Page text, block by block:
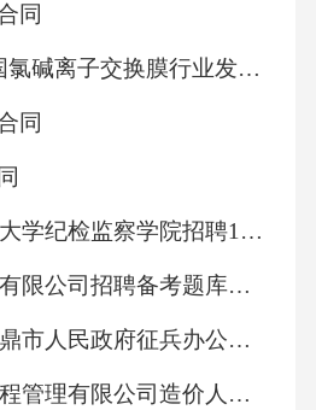
先通过友好协商解决；协
均有权向有管辖权的人民
其他条款10.1本合同自双
同等法律效力。10.2本合
另行协商并签订补充协
同具有同等法律效力。甲
同
2026-2030中国氯碱离子交换膜行业发展趋势及投资盈利预测报告
同
2026中国人民大学纪检监察学院招聘1人备考题库及答案详解（必刷）
2026中证指数有限公司招聘备考题库含答案详解（考试直接用）
2026年宁德福鼎市人民政府征兵办公室招聘编外工作人员2人备考题库含答案详解（模拟题）
2026重庆市工程管理有限公司造价人员招聘备考题库有答案详解